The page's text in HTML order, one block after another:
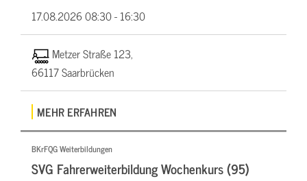
17.08.202608:30 - 16:30
Metzer Straße 123,
66117 Saarbrücken
MEHR ERFAHREN
BKrFQG Weiterbildungen
SVG Fahrerweiterbildung Wochenkurs (95)